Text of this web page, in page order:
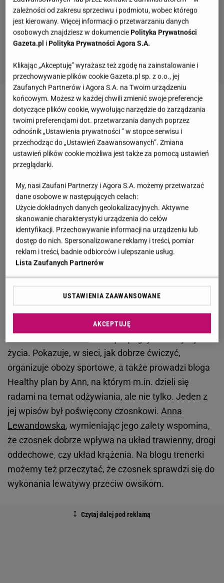
Anna Lewandowska polecała nacieranie się
smalcem z gęsi jako skuteczny sposób na
przeziębienie. O jej wypowiedzi było na tyle głośno,
że trenerka została nominowana w konkursie na
Biologiczną Bzdurę Roku, w którym ostatecznie
wypowiedzi trenerki. Chodzi o robienie lewatywy z
czosnku.
Zobacz wideo Paulina Krupińska o szczegółach
przyjaźni z Anną Lewandowską. "Wy jej nie znacie
taką, jaka ona jest"
Anna Lewandowska zaleca lewatywę z czosnku na
owsiki
życia. Pokazuje, w sieci, jak dobrze ćwiczyć,
organizuje obozy sportowe, a także prowadzi bloga
Healthy plan by Ann, na którym m.in. dzieli się
radami na temat odżywiania, ale nie tylko. Jeden z
jej wpisów był poświęcony czosnkowi. Anna
Lewandowska, wymieniając jego zalety wspomina,
że czosnek dobrze wpływa na układ trawienny, drogi
oddechowe, czy układ krążenia. Na blogu trenerki
możemy też przeczytać, że czosnek sprawdzi się do
wykonania lewatywy przeciw owsikom.
zależności od zakresu sprzeciwu i podmiotu, wobec którego
jest kierowany. Więcej informacji o przetwarzaniu danych
osobowych znajdziesz w dokumenciePolityka Prywatności
Gazeta.pl iPolityka Prywatności Agora S.A.
Klikając „Akceptuję” wyrażasz też zgodę na zainstalowanie i
przechowywanie plików cookie Gazeta.pl sp. z o.o., jej
Zaufanych Partnerów i Agora S.A. na Twoim urządzeniu
końcowym. Możesz w każdej chwili zmienić swoje preferencje
dotyczące plików cookie, wywołując narzędzie do zarządzania
twoimi preferencjami dot. przetwarzania danych poprzez
odnośnik „Ustawienia prywatności ” w stopce serwisu i
przechodząc do „Ustawień Zaawansowanych”. Zmiana
ustawień plików cookie możliwa jest także za pomocą ustawień
przeglądarki.
My, nasi Zaufani Partnerzy i Agora S.A. możemy przetwarzać
dane osobowe w następujących celach:
Użycie dokładnych danych geolokalizacyjnych. Aktywne
skanowanie charakterystyki urządzenia do celów
identyfikacji. Przechowywanie informacji na urządzeniu lub
dostęp do nich. Spersonalizowane reklamy i treści, pomiar
reklam i treści, badnie odbiorców i ulepszanie usług.
Lista Zaufanych Partnerów
USTAWIENIA ZAAWANSOWANE
AKCEPTUJĘ